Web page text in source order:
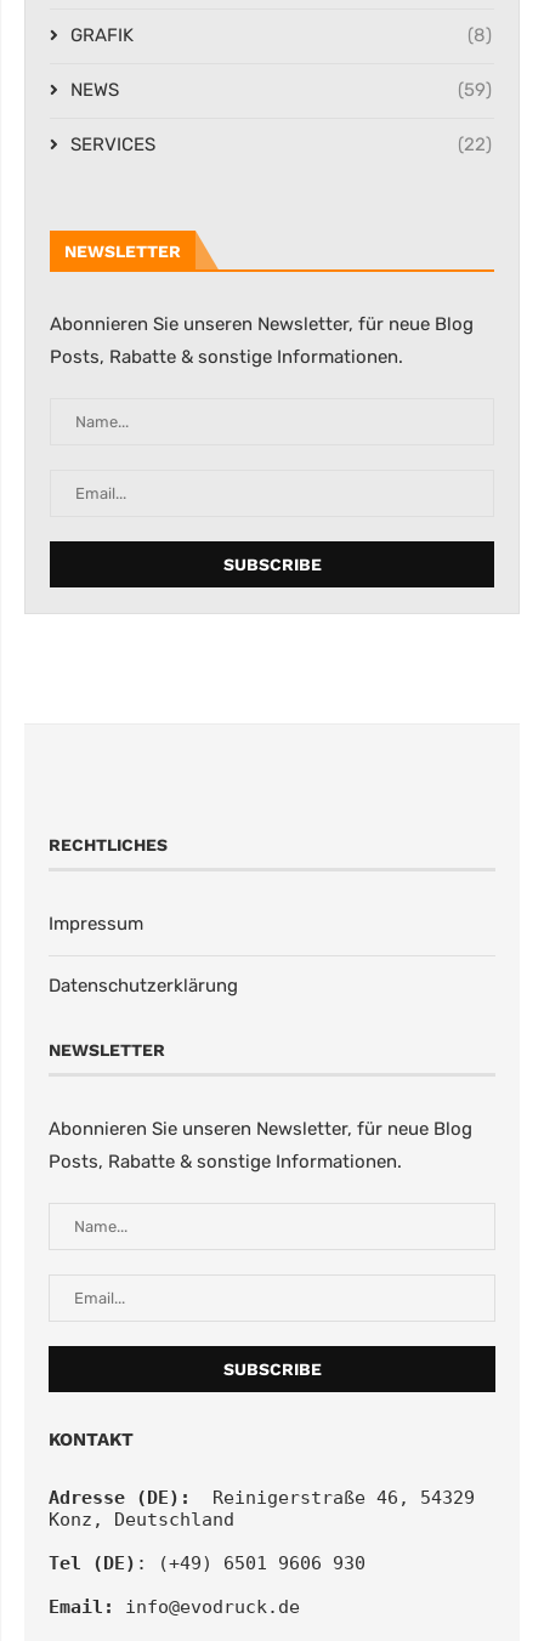
GRAFIK (8)
NEWS (59)
SERVICES (22)
NEWSLETTER
Abonnieren Sie unseren Newsletter, für neue Blog
Posts, Rabatte & sonstige Informationen.
RECHTLICHES
Impressum
Datenschutzerklärung
NEWSLETTER
Abonnieren Sie unseren Newsletter, für neue Blog
Posts, Rabatte & sonstige Informationen.
KONTAKT
Adresse (DE):
Reinigerstraße 46, 54329
Konz, Deutschland
Tel (DE) : (+49) 6501 9606 930
Email:
info@evodruck.de